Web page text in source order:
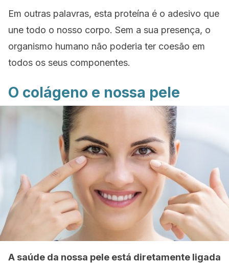
Em outras palavras, esta proteína é o adesivo que
une todo o nosso corpo. Sem a sua presença, o
organismo humano não poderia ter coesão em
todos os seus componentes.
O colágeno e nossa pele
A saúde da nossa pele está diretamente ligada